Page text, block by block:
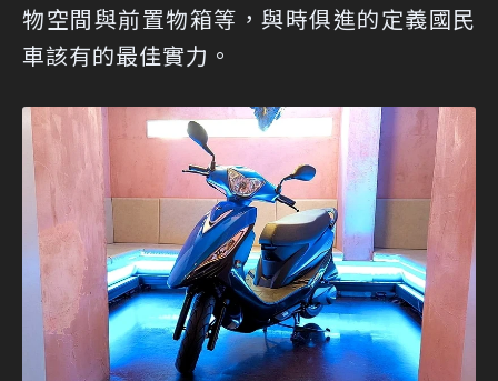
物空間與前置物箱等，與時俱進的定義國民
車該有的最佳實力。